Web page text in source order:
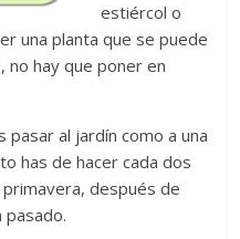
estiércol o
una planta que se puede
no hay que poner en
al jardín como a una
has de hacer cada dos
después de
pasado.